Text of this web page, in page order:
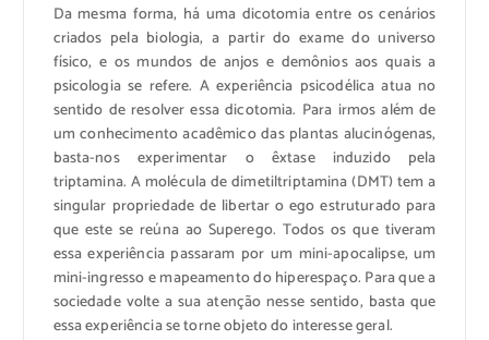
Da mesma forma, há uma dicotomia entre os cenários
criados pela biologia, a partir do exame do universo
físico, e os mundos de anjos e demônios aos quais a
psicologia se refere. A experiência psicodélica atua no
sentido de resolver essa dicotomia. Para irmos além de
um conhecimento acadêmico das plantas alucinógenas,
basta-nos experimentar o êxtase induzido pela
triptamina. A molécula de dimetiltriptamina (DMT) tem a
singular propriedade de libertar o ego estruturado para
que este se reúna ao Superego. Todos os que tiveram
essa experiência passaram por um mini-apocalipse, um
mini-ingresso e mapeamento do hiperespaço. Para que a
sociedade volte a sua atenção nesse sentido, basta que
essa experiência se torne objeto do interesse geral.